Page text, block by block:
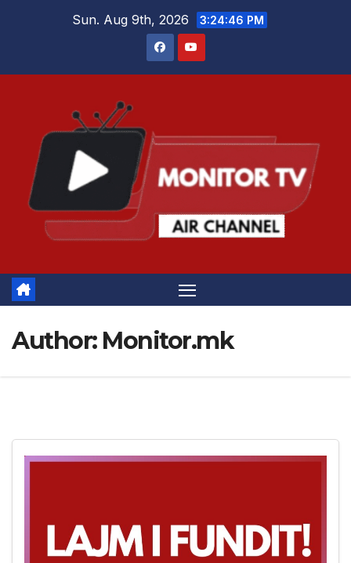
Sun. Aug 9th, 2026 3:24:46 PM
Author: Monitor.mk